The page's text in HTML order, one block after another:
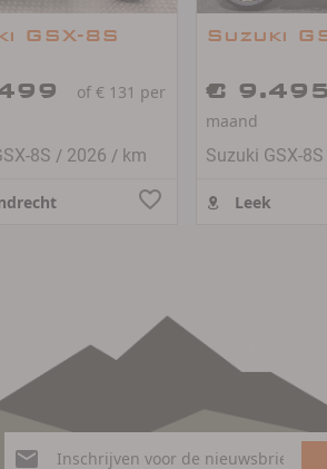
GSX-8S
of € 131 per
8S / 2026 / km
Suzuki
€
maand
Suzuki GSX-8S
Leek